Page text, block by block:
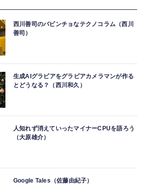
西川善司のバビンチョなテクノコラム（西川
善司）
生成AIグラビアをグラビアカメラマンが作る
とどうなる？（西川和久）
人知れず消えていったマイナーCPUを語ろう
（大原雄介）
Google Tales（佐藤由紀子）